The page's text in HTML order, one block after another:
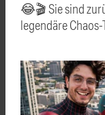
😂🎬 Sie sind
legendäre